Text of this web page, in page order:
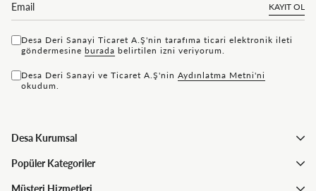
KAYIT OL
Desa Deri Sanayi Ticaret A.Ş'nin tarafıma ticari elektronik ileti
göndermesine bu rada belirtilen izni veriyorum.
Desa Deri Sanayi ve Ticaret A.Ş'nin Aydınlatma Metni'ni
okudum.
Desa Kurumsal
Popüler Kategoriler
Müşteri Hizmetleri